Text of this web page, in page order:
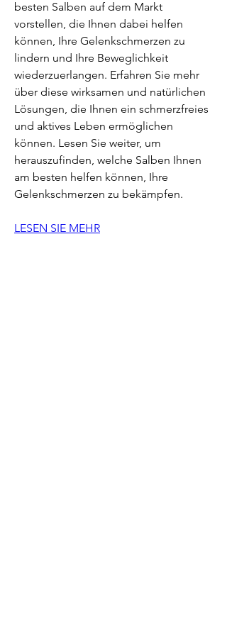
besten Salben auf dem Markt
vorstellen, die Ihnen dabei helfen
können, Ihre Gelenkschmerzen zu
lindern und Ihre Beweglichkeit
wiederzuerlangen. Erfahren Sie mehr
über diese wirksamen und natürlichen
Lösungen, die Ihnen ein schmerzfreies
und aktives Leben ermöglichen
können. Lesen Sie weiter, um
herauszufinden, welche Salben Ihnen
am besten helfen können, Ihre
Gelenkschmerzen zu bekämpfen.
LESEN SIE MEHR